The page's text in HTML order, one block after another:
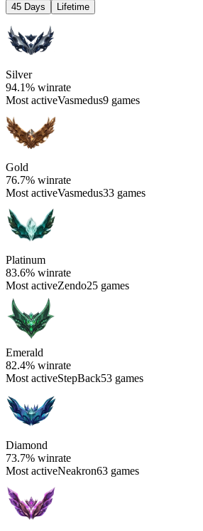
45 Days Lifetime
Silver
94.1% winrate
Most activeVasmedus9 games
Gold
76.7% winrate
Most activeVasmedus33 games
Platinum
83.6% winrate
Most activeZendo25 games
Emerald
82.4% winrate
Most activeStepBack53 games
Diamond
73.7% winrate
Most activeNeakron63 games